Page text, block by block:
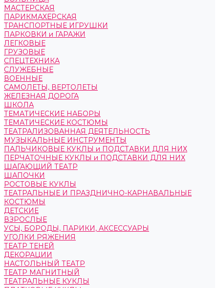
МАСТЕРСКАЯ
ПАРИКМАХЕРСКАЯ
ТРАНСПОРТНЫЕ ИГРУШКИ
ПАРКОВКИ и ГАРАЖИ
ЛЕГКОВЫЕ
ГРУЗОВЫЕ
СПЕЦТЕХНИКА
СЛУЖЕБНЫЕ
ВОЕННЫЕ
САМОЛЕТЫ, ВЕРТОЛЕТЫ
ЖЕЛЕЗНАЯ ДОРОГА
ШКОЛА
ТЕМАТИЧЕСКИЕ НАБОРЫ
ТЕМАТИЧЕСКИЕ КОСТЮМЫ
ТЕАТРАЛИЗОВАННАЯ ДЕЯТЕЛЬНОСТЬ
МУЗЫКАЛЬНЫЕ ИНСТРУМЕНТЫ
ПАЛЬЧИКОВЫЕ КУКЛЫ и ПОДСТАВКИ ДЛЯ НИХ
ПЕРЧАТОЧНЫЕ КУКЛЫ и ПОДСТАВКИ ДЛЯ НИХ
ШАГАЮЩИЙ ТЕАТР
ШАПОЧКИ
РОСТОВЫЕ КУКЛЫ
ТЕАТРАЛЬНЫЕ И ПРАЗДНИЧНО-КАРНАВАЛЬНЫЕ
КОСТЮМЫ
ДЕТСКИЕ
ВЗРОСЛЫЕ
УСЫ, БОРОДЫ, ПАРИКИ, АКСЕССУАРЫ
УГОЛКИ РЯЖЕНИЯ
ТЕАТР ТЕНЕЙ
ДЕКОРАЦИИ
НАСТОЛЬНЫЙ ТЕАТР
ТЕАТР МАГНИТНЫЙ
ТЕАТРАЛЬНЫЕ КУКЛЫ